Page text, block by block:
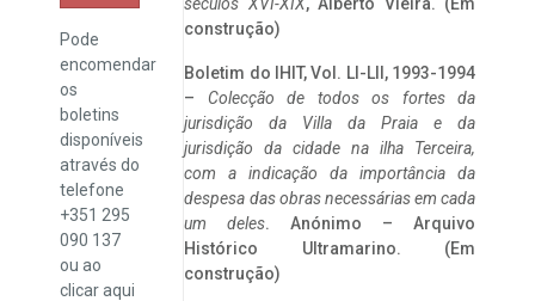
Pode
encomendar
os
boletins
disponíveis
através do
telefone
+351 295
090 137
ou ao
clicaraqui
construção)
Boletim do IHIT, Vol. LI-LII, 1993-1994
– Colecção de todos os fortes da
jurisdição da Villa da Praia e da
jurisdição da cidade na ilha Terceira,
com a indicação da importância da
despesa das obras necessárias em cada
um deles. Anónimo – Arquivo
Histórico Ultramarino. (Em
construção)